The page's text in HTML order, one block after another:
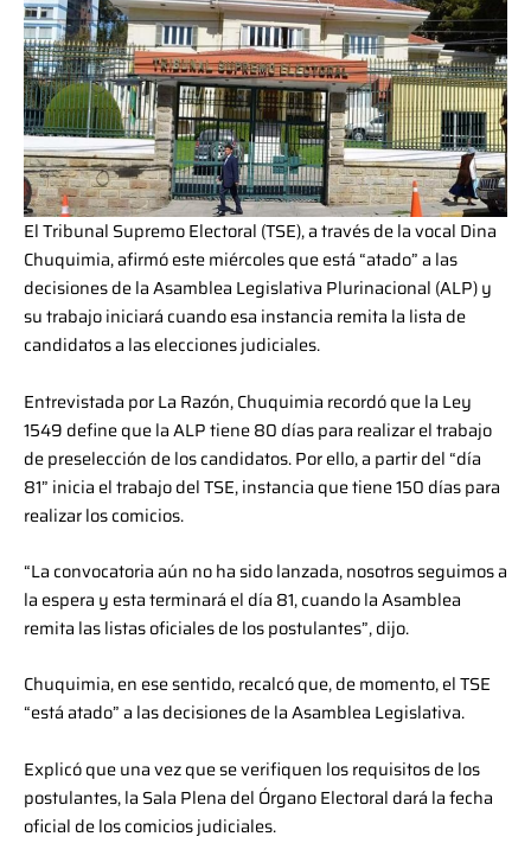
El Tribunal Supremo Electoral (TSE), a través de la vocal Dina
Chuquimia, afirmó este miércoles que está “atado” a las
decisiones de la Asamblea Legislativa Plurinacional (ALP) y
su trabajo iniciará cuando esa instancia remita la lista de
candidatos a las elecciones judiciales.
Entrevistada por La Razón, Chuquimia recordó que la Ley
1549 define que la ALP tiene 80 días para realizar el trabajo
de preselección de los candidatos. Por ello, a partir del “día
81” inicia el trabajo del TSE, instancia que tiene 150 días para
realizar los comicios.
“La convocatoria aún no ha sido lanzada, nosotros seguimos a
la espera y esta terminará el día 81, cuando la Asamblea
remita las listas oficiales de los postulantes”, dijo.
Chuquimia, en ese sentido, recalcó que, de momento, el TSE
“está atado” a las decisiones de la Asamblea Legislativa.
Explicó que una vez que se verifiquen los requisitos de los
postulantes, la Sala Plena del Órgano Electoral dará la fecha
oficial de los comicios judiciales.